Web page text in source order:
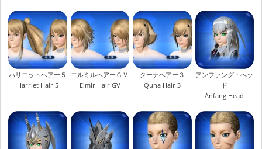
ハリエットヘアー５
Harriet Hair 5
エルミルヘアーＧＶ
Elmir Hair GV
クーナヘアー３
Quna Hair 3
アンファング・ヘッ
ド
Anfang Head